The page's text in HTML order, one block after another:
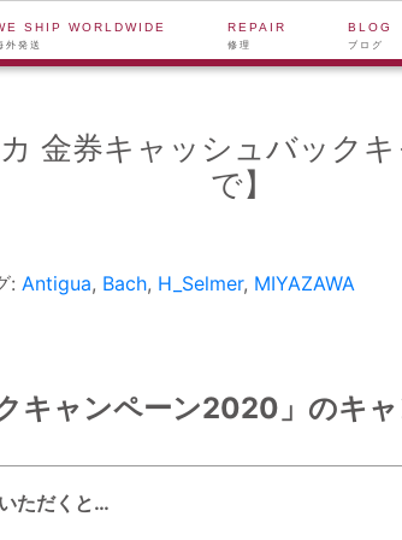
SHIP WORLDWIDE
外発送
REPAIR
修理
BLOG
ブログ
カ 金券キャッシュバック
で】
: Antigua, Bach, H_Selmer, MIYAZAWA
キャンペーン2020」のキ
ただくと…